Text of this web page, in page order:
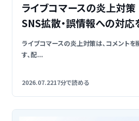
ライブコマースの炎上対策
SNS拡散・誤情報への対応
ライブコマースの炎上対策は、コメントを
す、配...
2026.07.2217分で読める